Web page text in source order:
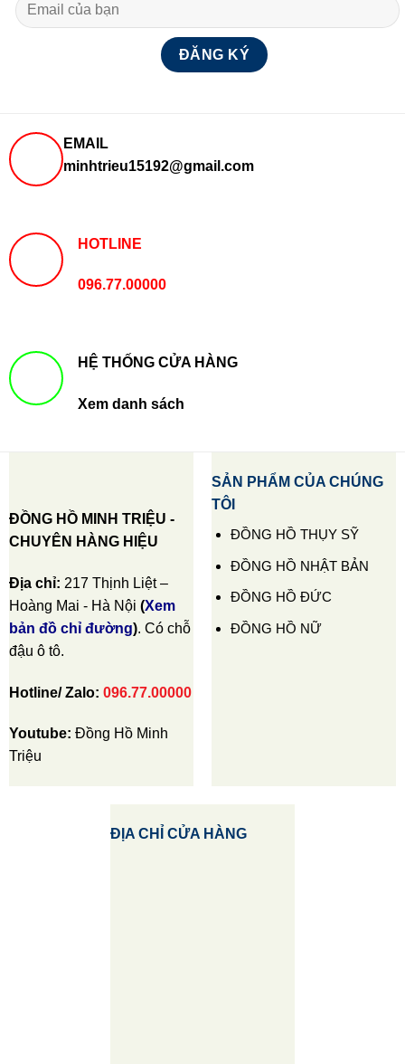
EMAIL
minhtrieu15192@gmail.com
HOTLINE
096.77.00000
HỆ THỐNG CỬA HÀNG
Xem danh sách
ĐỒNG HỒ MINH TRIỆU -
CHUYÊN HÀNG HIỆU
Địa chỉ: 217 Thịnh Liệt –
Hoàng Mai - Hà Nội (Xem
bản đồ chỉ đường). Có chỗ
đậu ô tô.
Hotline/ Zalo: 096.77.00000
Youtube: Đồng Hồ Minh
Triệu
SẢN PHẨM CỦA CHÚNG
TÔI
ĐỒNG HỒ THỤY SỸ
ĐỒNG HỒ NHẬT BẢN
ĐỒNG HỒ ĐỨC
ĐỒNG HỒ NỮ
ĐỊA CHỈ CỬA HÀNG